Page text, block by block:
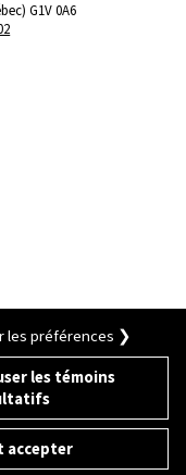
G1V 0A6
réservés
les préférences ❯
les témoins
accepter